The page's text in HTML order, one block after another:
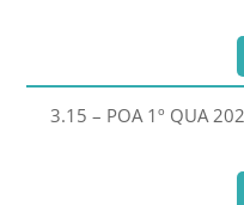
3.15 – POA 1º QUA